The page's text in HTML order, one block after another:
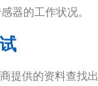
器的工作状况。
提供的资料查找